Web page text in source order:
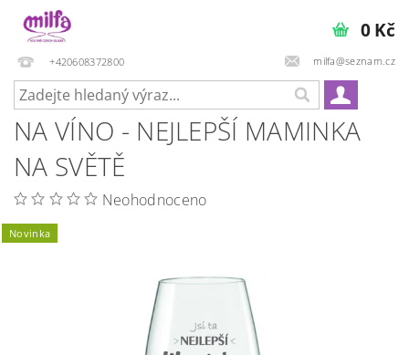
+420608372800 milfa@seznam.cz
0 Kč
NA VÍNO - NEJLEPŠÍ MAMINKA
NA SVĚTĚ
Neohodnoceno
Novinka